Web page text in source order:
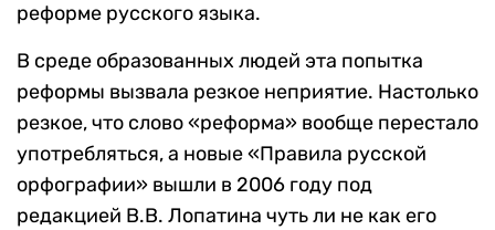
реформе русского языка.
В среде образованных людей эта попытка
реформы вызвала резкое неприятие. Настолько
резкое, что слово «реформа» вообще перестало
употребляться, а новые «Правила русской
орфографии» вышли в 2006 году под
редакцией В.В. Лопатина чуть ли не как его